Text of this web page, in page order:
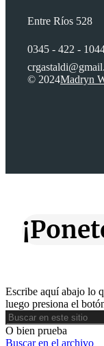
Entre Ríos 528
0345 - 422 -
© 2024Madryn
Escribe aquí abajo lo
luego presiona el
Buscar
O bien prueba
Buscar en el archivo